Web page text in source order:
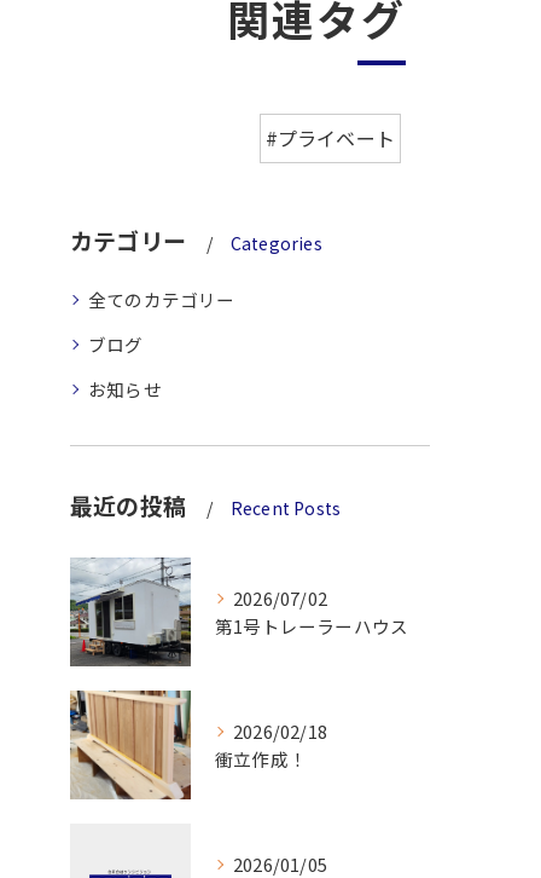
関連タグ
#プライベート
カテゴリー Categories
全てのカテゴリー
ブログ
お知らせ
最近の投稿 Recent Posts
2026/07/02
第1号トレーラーハウス
2026/02/18
衝立作成！
2026/01/05